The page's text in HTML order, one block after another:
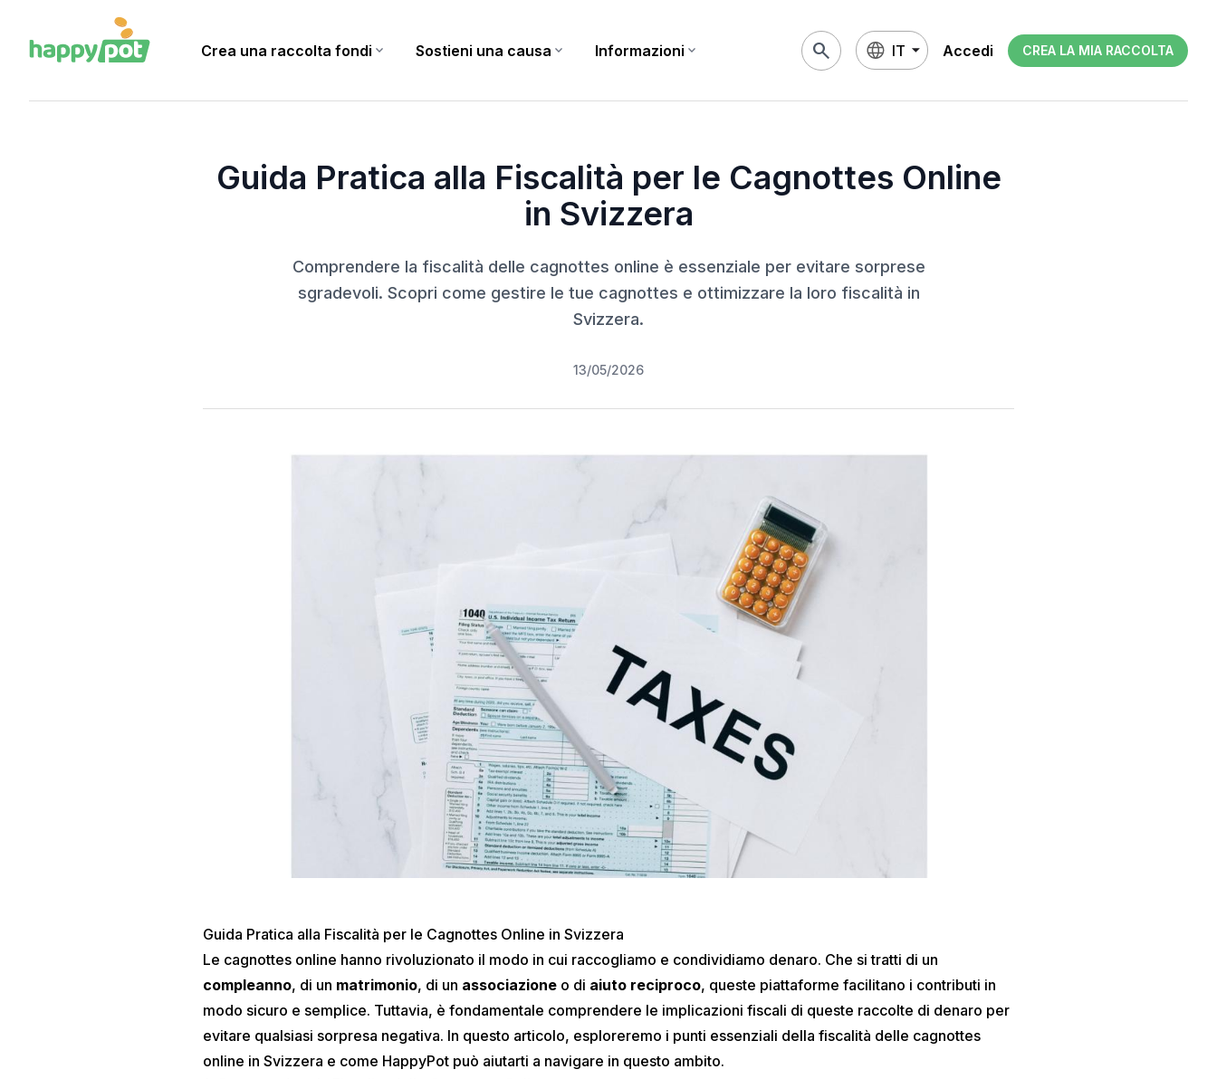
Crea una raccolta fondi expand_more Sostieni una causa expand_more Informazioni expand_more search IT Accedi CREA LA MIA RACCOLTA
Guida Pratica alla Fiscalità per le Cagnottes Online
in Svizzera
Comprendere la fiscalità delle cagnottes online è essenziale per evitare sorprese
sgradevoli. Scopri come gestire le tue cagnottes e ottimizzare la loro fiscalità in
Svizzera.
13/05/2026
Guida Pratica alla Fiscalità per le Cagnottes Online in Svizzera
Le cagnottes online hanno rivoluzionato il modo in cui raccogliamo e condividiamo denaro. Che si tratti di un
compleanno, di un matrimonio, di un associazione o di aiuto reciproco, queste piattaforme facilitano i contributi in
modo sicuro e semplice. Tuttavia, è fondamentale comprendere le implicazioni fiscali di queste raccolte di denaro per
evitare qualsiasi sorpresa negativa. In questo articolo, esploreremo i punti essenziali della fiscalità delle cagnottes
online in Svizzera e come HappyPot può aiutarti a navigare in questo ambito.